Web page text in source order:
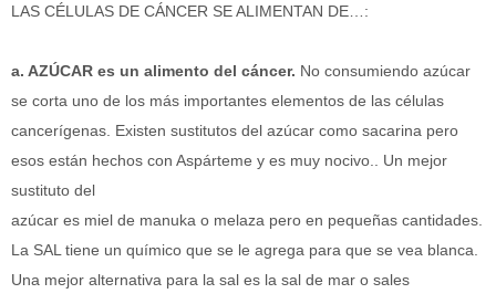
LAS CÉLULAS DE CÁNCER SE ALIMENTAN DE…:
a. AZÚCAR es un alimento del cáncer. No consumiendo azúcar
se corta uno de los más importantes elementos de las células
cancerígenas. Existen sustitutos del azúcar como sacarina pero
esos están hechos con Aspárteme y es muy nocivo.. Un mejor
sustituto del
azúcar es miel de manuka o melaza pero en pequeñas cantidades.
La SAL tiene un químico que se le agrega para que se vea blanca.
Una mejor alternativa para la sal es la sal de mar o sales